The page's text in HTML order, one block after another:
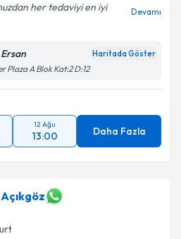
her tedaviyi en iyi
Devamı
Haritada Göster
Plaza A Blok Kat:2 D:12
12 Ağu
13:00 Daha Fazla